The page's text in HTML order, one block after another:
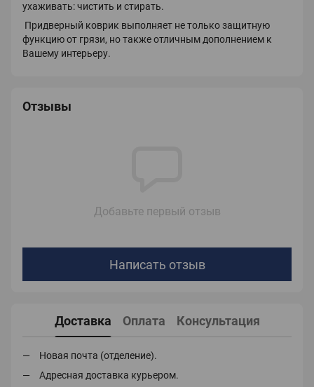
ухаживать: чистить и стирать.
Придверный коврик выполняет не только защитную
функцию от грязи, но также отличным дополнением к
Вашему интерьеру.
Отзывы
Добавьте первый отзыв
Написать отзыв
Доставка Оплата Консультация
Новая почта (отделение).
Адресная доставка курьером.